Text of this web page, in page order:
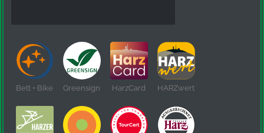
Bett + Bike Greensign HarzCard HARZwert